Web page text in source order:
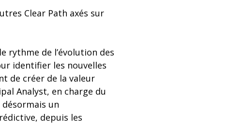
Clear Path axés sur
rythme de l’évolution des
identifier les nouvelles
de créer de la valeur
Analyst, en charge du
un
depuis les